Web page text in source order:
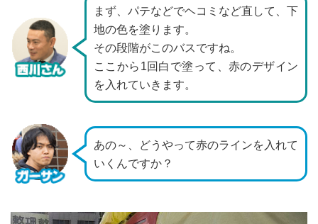
まず、パテなどでヘコミなど直して、下
地の色を塗ります。
その段階がこのバスですね。
ここから1回白で塗って、赤のデザイン
を入れていきます。
あの～、どうやって赤のラインを入れて
いくんですか？